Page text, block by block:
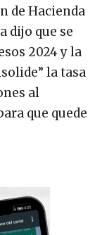
de Hacienda
dijo que se
2024 y la
la tasa
al
que quede